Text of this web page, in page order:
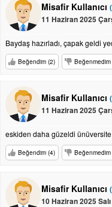
Misafir Kullanıcı
11 Haziran 2025
Baydaş hazırladı, çapak geldi
Beğendim (2) Beğenmedim
Misafir Kullanıcı
11 Haziran 2025
eskiden daha güzeldi
Beğendim (4) Beğenmedim
Misafir Kullanıcı
10 Haziran 2025